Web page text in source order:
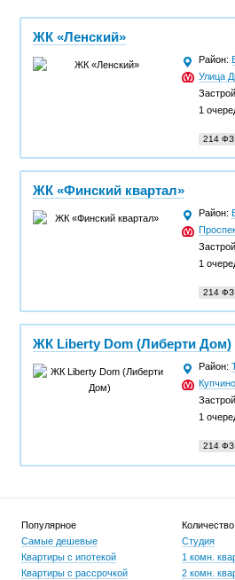
ЖК «Ленский»
Район:
Улица
1
214 ФЗ
ЖК «Финский квартал»
Район:
1
214 ФЗ
ЖК Liberty Dom (Либерти Дом)
Район:
Купчино
1
214 ФЗ
Популярное
Самые дешевые
Квартиры с ипотекой
Квартиры с рассрочкой
Студия
1 комн.
2 комн.